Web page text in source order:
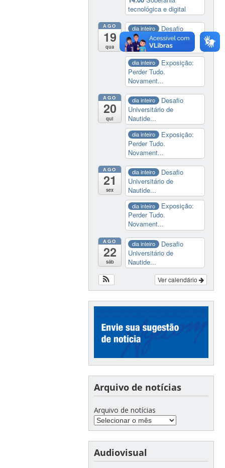
tecnológica e digital
AGO
19
qua
dia inteiro
Desafio
Universitário de
Nautide...
dia inteiro
Exposição:
Perder Tudo.
Novament...
AGO
20
qui
dia inteiro
Desafio
Universitário de
Nautide...
dia inteiro
Exposição:
Perder Tudo.
Novament...
AGO
21
sex
dia inteiro
Desafio
Universitário de
Nautide...
dia inteiro
Exposição:
Perder Tudo.
Novament...
AGO
22
sáb
dia inteiro
Desafio
Universitário de
Nautide...
Ver calendário
Arquivo de notícias
Arquivo de notícias
Audiovisual